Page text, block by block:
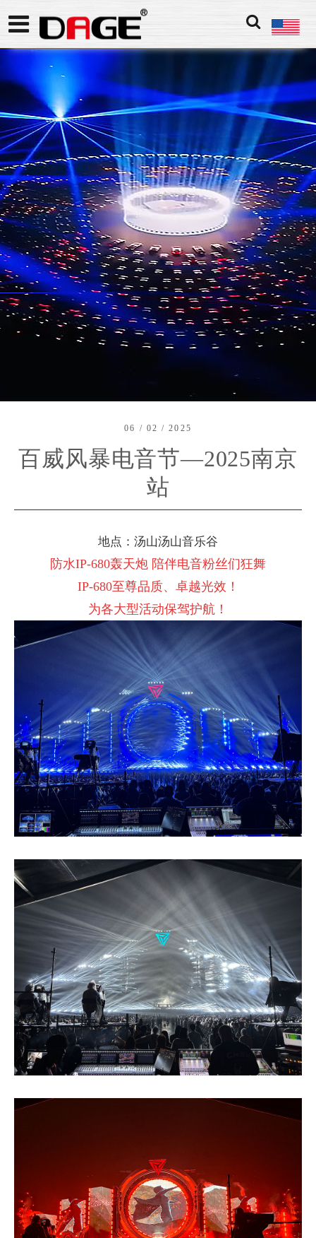
06 / 02 / 2025
百威风暴电音节—2025南京
站
地点：汤山汤山音乐谷
防水IP-680轰天炮 陪伴电音粉丝们狂舞
IP-680至尊品质、卓越光效！
为各大型活动保驾护航！